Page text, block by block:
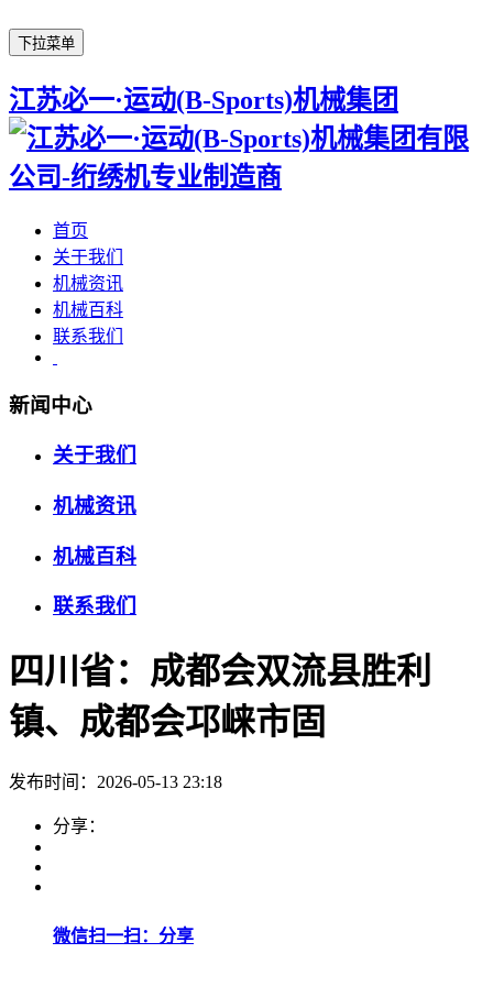
下拉菜单
江苏必一·运动(B-Sports)机械集团
首页
关于我们
机械资讯
机械百科
联系我们
新闻中心
关于我们
机械资讯
机械百科
联系我们
四川省：成都会双流县胜利
镇、成都会邛崃市固
发布时间：2026-05-13 23:18
分享：
微信扫一扫：分享